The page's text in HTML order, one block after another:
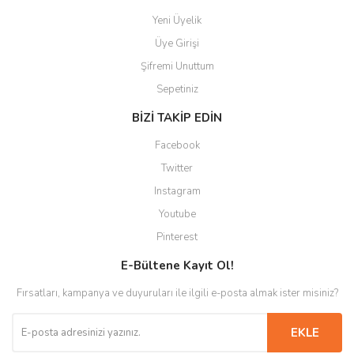
Yeni Üyelik
Üye Girişi
Şifremi Unuttum
Sepetiniz
BİZİ TAKİP EDİN
Facebook
Twitter
Instagram
Youtube
Pinterest
E-Bültene Kayıt Ol!
Fırsatları, kampanya ve duyuruları ile ilgili e-posta almak ister misiniz?
EKLE